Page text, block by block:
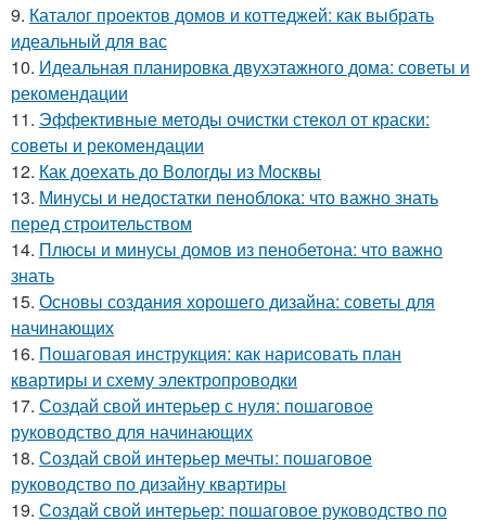
9. Каталог проектов домов и коттеджей: как выбрать
идеальный для вас
10. Идеальная планировка двухэтажного дома: советы и
рекомендации
11. Эффективные методы очистки стекол от краски:
советы и рекомендации
12. Как доехать до Вологды из Москвы
13. Минусы и недостатки пеноблока: что важно знать
перед строительством
14. Плюсы и минусы домов из пенобетона: что важно
знать
15. Основы создания хорошего дизайна: советы для
начинающих
16. Пошаговая инструкция: как нарисовать план
квартиры и схему электропроводки
17. Создай свой интерьер с нуля: пошаговое
руководство для начинающих
18. Создай свой интерьер мечты: пошаговое
руководство по дизайну квартиры
19. Создай свой интерьер: пошаговое руководство по